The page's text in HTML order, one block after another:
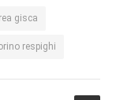
gisca
respighi